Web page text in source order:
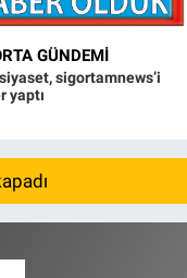
GÜNDEMI
sigortamnews’i
yaptı